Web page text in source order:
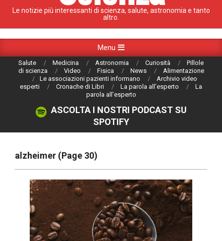
Le notizie più interessanti di scienza, salute, astronomia e tanto
altro.
Navigation
Menu
Salute Medicina Astronomia Curiosità
Pillole
di scienza
Video Fisica News
Alimentazione
Le associazioni pazienti informano
Archivio video
esperti
Cronache di Libri La parola all’esperto
La
parola all’esperto
ASCOLTA I NOSTRI PODCAST SU
SPOTIFY
alzheimer (Page 30)